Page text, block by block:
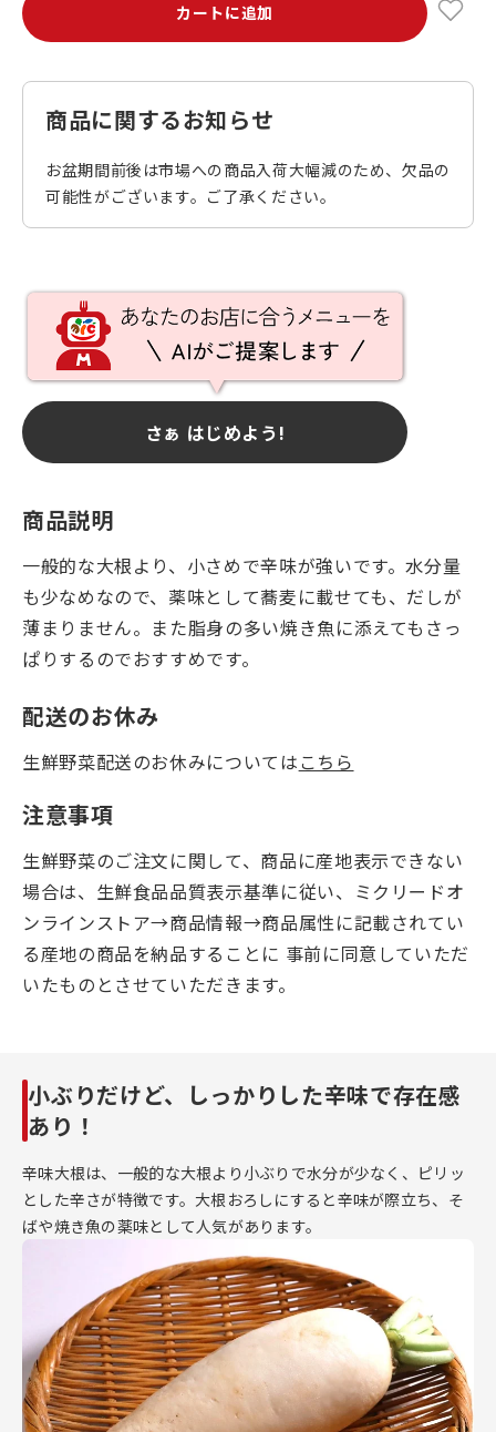
カートに追加
商品に関するお知らせ
お盆期間前後は市場への商品入荷大幅減のため、欠品の
可能性がございます。ご了承ください。
さぁ はじめよう!
商品説明
一般的な大根より、小さめで辛味が強いです。水分量
も少なめなので、薬味として蕎麦に載せても、だしが
薄まりません。また脂身の多い焼き魚に添えてもさっ
ぱりするのでおすすめです。
配送のお休み
生鮮野菜配送のお休みについては こちら
注意事項
生鮮野菜のご注文に関して、商品に産地表示できない
場合は、生鮮食品品質表示基準に従い、ミクリードオ
ンラインストア→商品情報→商品属性に記載されてい
る産地の商品を納品することに 事前に同意していただ
いたものとさせていただきます。
小ぶりだけど、しっかりした辛味で存在感
あり！
辛味大根は、一般的な大根より小ぶりで水分が少なく、ピリッ
とした辛さが特徴です。大根おろしにすると辛味が際立ち、そ
ばや焼き魚の薬味として人気があります。